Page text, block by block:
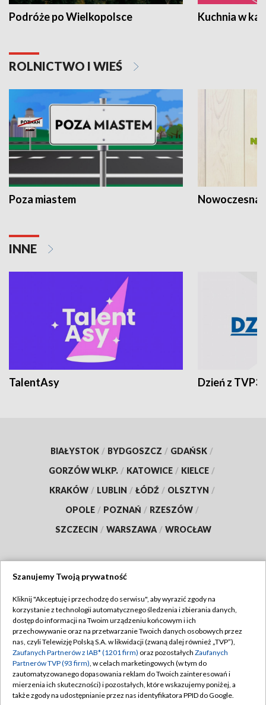
Podróże po Wielkopolsce Kuchnia w
ROLNICTWO I WIEŚ
Poza miastem Nowoczesna
INNE
TalentAsy Dzień z TVP3
BIAŁYSTOK / BYDGOSZCZ / GDAŃSK /
GORZÓW WLKP. / KATOWICE / KIELCE /
KRAKÓW / LUBLIN / ŁÓDŹ / OLSZTYN /
OPOLE / POZNAŃ / RZESZÓW /
SZCZECIN / WARSZAWA / WROCŁAW
TVP
Abonament TVP
Emisja w TVP
Centrum informacji TVP
Naziemna Telewizja Cyfrowa
Regulamin TVP
Polityka prywatności
Moje zgody
Pomoc
Szanujemy Twoją prywatność
Kliknij "Akceptuję i przechodzę do serwisu", aby wyrazić zgody na
korzystanie z technologii automatycznego śledzenia i zbierania danych,
dostęp do informacji na Twoim urządzeniu końcowym i ich
przechowywanie oraz na przetwarzanie Twoich danych osobowych przez
nas, czyli Telewizję Polską S.A. w likwidacji (zwaną dalej również „TVP”),
Zaufanych Partnerów z IAB* (1201 firm) oraz pozostałych Zaufanych
Partnerów TVP (93 firm), w celach marketingowych (w tym do
zautomatyzowanego dopasowania reklam do Twoich zainteresowań i
mierzenia ich skuteczności) i pozostałych, które wskazujemy poniżej, a
także zgody na udostępnianie przez nas identyfikatora PPID do Google.